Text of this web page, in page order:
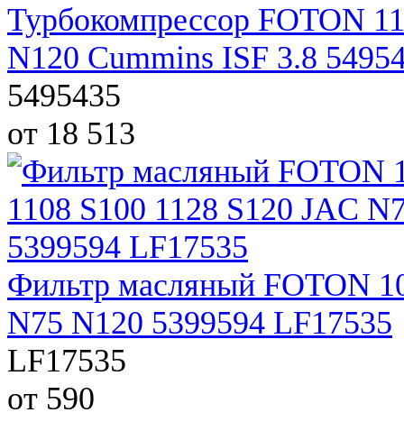
Турбокомпрессор FOTON
N120 Cummins ISF 3.8
5495435
от 18 513
Фильтр масляный FOTON
N75 N120 5399594 LF17535
LF17535
от 590